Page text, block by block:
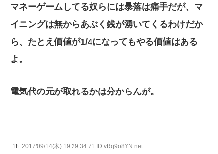
マネーゲームしてる奴らには暴落は痛手だが、マ
イニングは無からあぶく銭が湧いてくるわけだか
ら、たとえ価値が1/4になってもやる価値はある
よ。
電気代の元が取れるかは分からんが。
18: 2017/09/14(木) 19:29:34.71 ID:vRq9o8YN.net